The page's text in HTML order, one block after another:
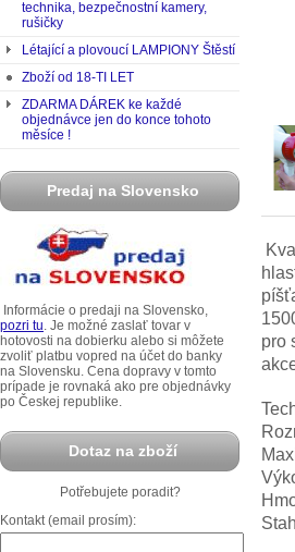
technika, bezpečnostní kamery,
rušičky
Létající a plovoucí LAMPIONY Štěstí
Zboží od 18-TI LET
ZDARMA DÁREK ke každé
objednávce jen do konce tohoto
měsíce !
Predaj na Slovensko
Informácie o predaji na Slovensko,
pozri tu. Je možné zaslať tovar v
hotovosti na dobierku alebo si môžete
zvoliť platbu vopred na účet do banky
na Slovensku. Cena dopravy v tomto
prípade je rovnaká ako pre objednávky
po Českej republike.
Dotaz na zboží
Potřebujete poradit?
Kontakt (email prosím):
pro